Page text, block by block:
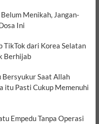
Menikah, Jangan-
Ini
TikTok dari Korea Selatan
Berhijab
Bersyukur Saat Allah
itu Pasti Cukup Memenuhi
Empedu Tanpa Operasi